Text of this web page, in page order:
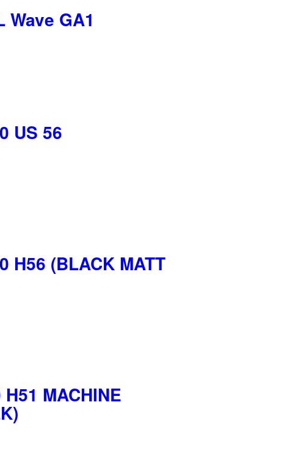
Wave GA1
US 56
H56 (BLACK MATT
MACHINE